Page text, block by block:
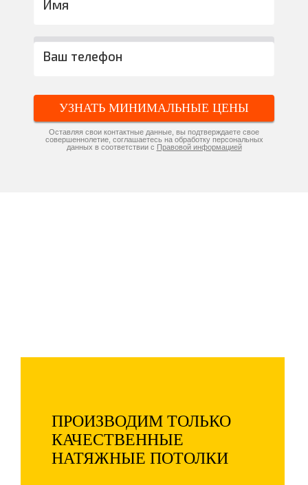
УЗНАТЬ МИНИМАЛЬНЫЕ ЦЕНЫ
Оставляя свои контактные данные, вы подтверждаете свое
совершеннолетие, соглашаетесь на обработку персональных
данных в соответствии с Правовой информацией
ПРОИЗВОДИМ ТОЛЬКО
КАЧЕСТВЕННЫЕ
НАТЯЖНЫЕ ПОТОЛКИ